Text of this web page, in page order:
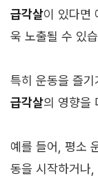
급각살이 있다면
욱 노출될 수 있
특히 운동을 즐기
급각살의 영향을
예를 들어, 평소
동을 시작하거나